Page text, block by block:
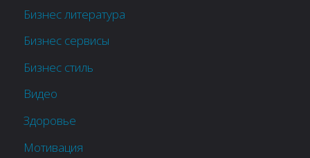
Бизнес литература
Бизнес сервисы
Бизнес стиль
Видео
Здоровье
Мотивация